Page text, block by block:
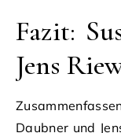
Fazit:
Jens
Daubner und